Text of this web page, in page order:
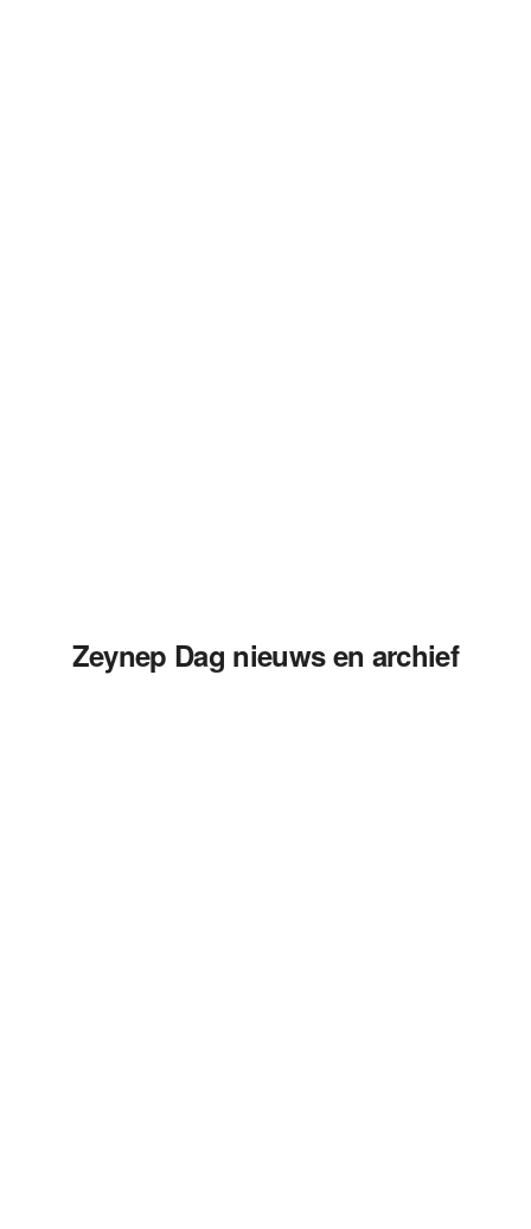
Zeynep Dag nieuws en archief